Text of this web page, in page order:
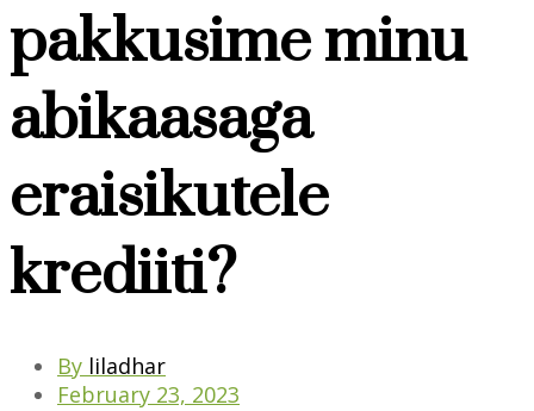
pakkusime minu
abikaasaga
eraisikutele
krediiti?
By liladhar
February 23, 2023